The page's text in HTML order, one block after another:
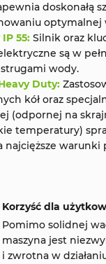
doskonałą
optymalnej
55: Silnik oraz
są w
wody.
Duty:
kół oraz
(odpornej na
temperatury)
najcięższe warunki
Korzyść dla
Pomimo solidnej
maszyna jest
i zwrotna w